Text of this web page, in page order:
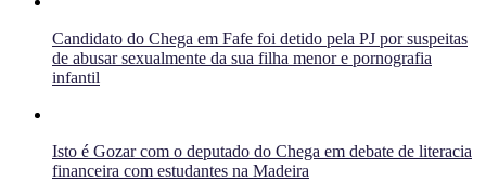
Candidato do Chega em Fafe foi detido pela PJ por suspeitas
de abusar sexualmente da sua filha menor e pornografia
infantil
Isto é Gozar com o deputado do Chega em debate de literacia
financeira com estudantes na Madeira